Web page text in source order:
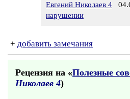
Евгений Николаев 4
нарушении
+ добавить замечания
Рецензия на «Полезные
Николаев 4)